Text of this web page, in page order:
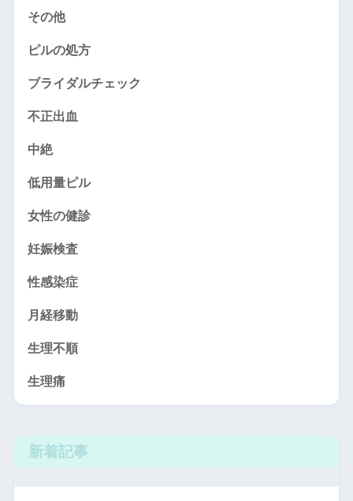
その他
ピルの処方
ブライダルチェック
不正出血
中絶
低用量ピル
女性の健診
妊娠検査
性感染症
月経移動
生理不順
生理痛
新着記事